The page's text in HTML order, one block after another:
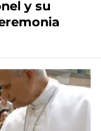
y su